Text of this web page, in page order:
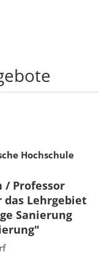
Hochschule
/ Professor
Lehrgebiet
Sanierung